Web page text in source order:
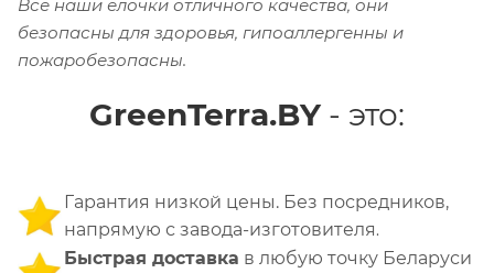
Все наши ёлочки отличного качества, они
безопасны для здоровья, гипоаллергенны и
пожаробезопасны.
GreenTerra.BY - это:
Гарантия низкой цены. Без посредников,
напрямую с завода-изготовителя.
Быстрая доставка в любую точку Беларуси